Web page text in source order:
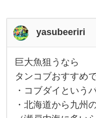
さ
い
け
ど
な
か
な
yasubeeriri
巨
大
魚
狙
な
ら
巨大魚狙うなら
タンコブおすすめで
・コブダイという
・北海道から九州